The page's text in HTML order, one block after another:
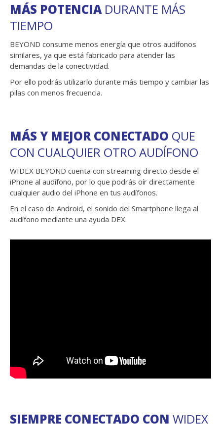
MÁS POTENCIADURANTE MÁS
TIEMPO
BEYOND consume menos energía que otros audífonos
similares, ya que está fabricado para atender las
demandas de la conectividad.
Por ello podrás utilizarlo durante más tiempo y cambiar las
pilas con menos frecuencia.
MÁS Y MEJOR CONECTADO QUE
CON CUALQUIER OTRO AUDÍFONO
WIDEX BEYOND cuenta con streaming directo desde el
iPhone al audífono, por lo que podrás oír directamente
cualquier audio del iPhone en tus audífonos.
En el caso de Android, el sonido del Smartphone llega al
audífono mediante una ayuda DEX.
SIEMPRE CONECTADO CON WIDEX